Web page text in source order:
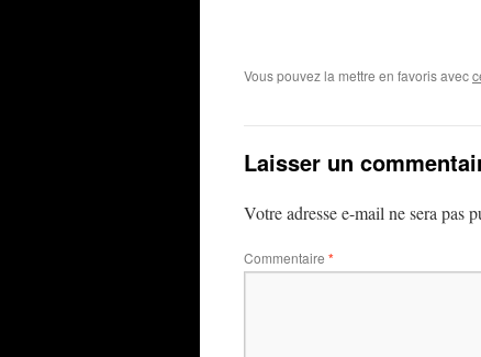
Vous pouvez la mettre en favoris avec
Laisser un
Votre adresse e-mail ne sera pas
Commentaire *